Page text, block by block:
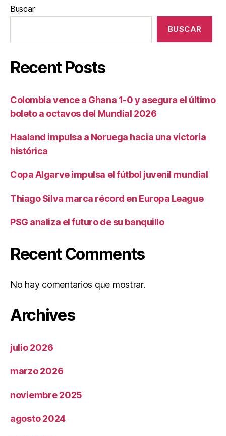
Buscar
BUSCAR
Recent Posts
Colombia vence a Ghana 1-0 y asegura el último
boleto a octavos del Mundial 2026
Haaland impulsa a Noruega hacia una victoria
histórica
Copa Algarve impulsa el fútbol juvenil mundial
Thiago Silva marca récord en Europa League
PSG analiza el futuro de su banquillo
Recent Comments
No hay comentarios que mostrar.
Archives
julio 2026
marzo 2026
noviembre 2025
agosto 2024